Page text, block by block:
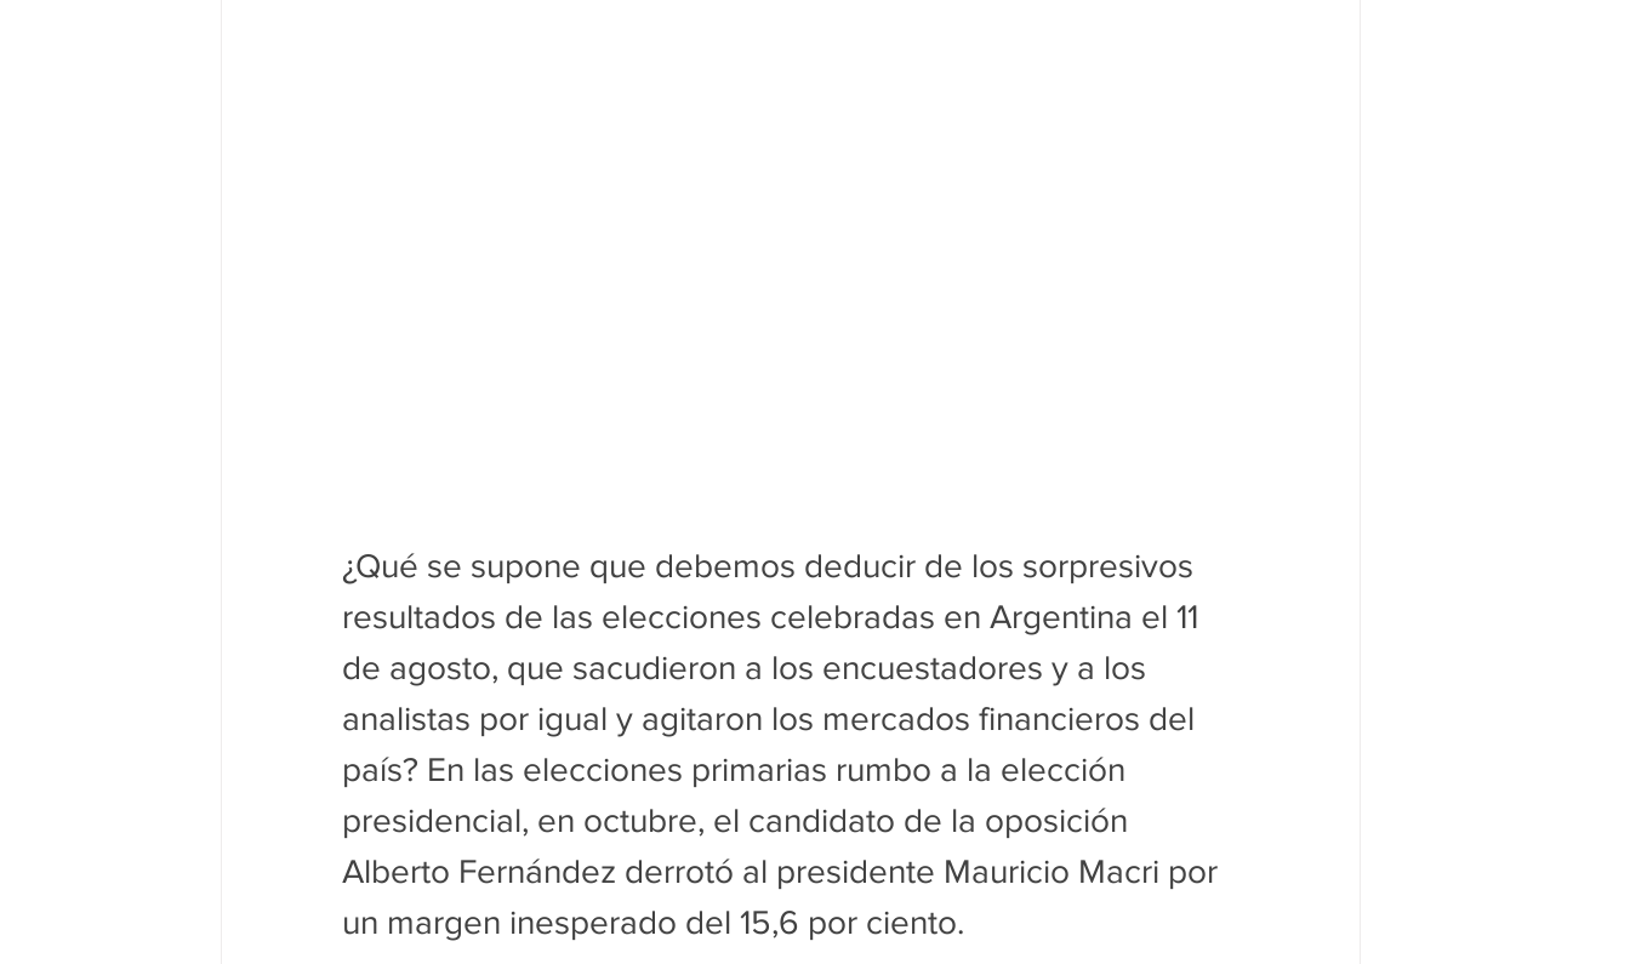
¿Qué se supone que debemos deducir de los sorpresivos
resultados de las elecciones celebradas en Argentina el 11
de agosto, que sacudieron a los encuestadores y a los
analistas por igual y agitaron los mercados financieros del
país? En las elecciones primarias rumbo a la elección
presidencial, en octubre, el candidato de la oposición
Alberto Fernández derrotó al presidente Mauricio Macri por
un margen inesperado del 15,6 por ciento.